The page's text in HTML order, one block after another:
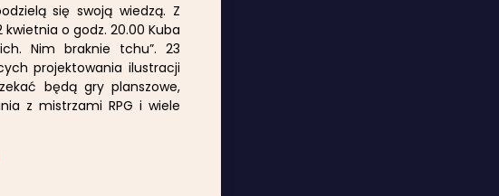
się swoją wiedzą. Z
kwietnia o godz. 20.00 Kuba
Nim braknie tchu”. 23
projektowania ilustracji
będą gry planszowe,
z mistrzami RPG i wiele